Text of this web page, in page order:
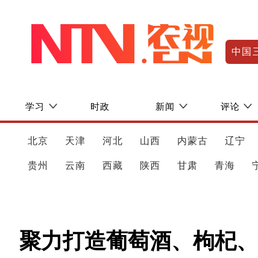
中国
学习 时政 新闻 评论
北京 天津 河北 山西 内蒙古 辽宁
贵州 云南 西藏 陕西 甘肃 青海
聚力打造葡萄酒、枸杞